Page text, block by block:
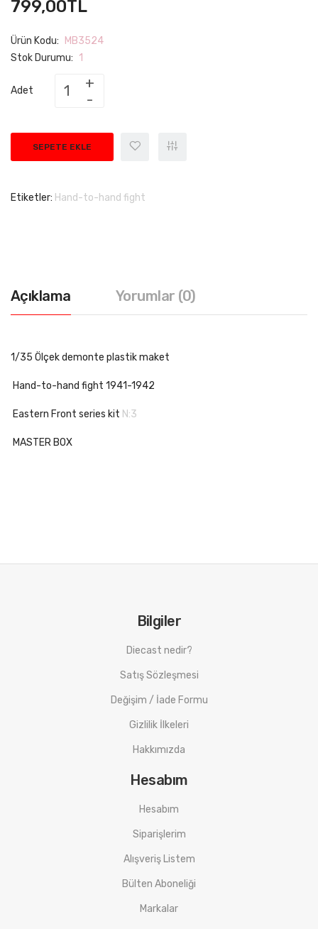
799,00TL
Ürün Kodu:
MB3524
Stok Durumu: 1
Adet
SEPETE EKLE
Etiketler: Hand-to-hand fight
Açıklama Yorumlar (0)
1/35 Ölçek demonte plastik maket
Hand-to-hand fight 1941-1942
Eastern Front series kit N:3
MASTER BOX
Bilgiler
Diecast nedir?
Satış Sözleşmesi
Değişim / İade Formu
Gizlilik İlkeleri
Hakkımızda
Hesabım
Hesabım
Siparişlerim
Alışveriş Listem
Bülten Aboneliği
Markalar